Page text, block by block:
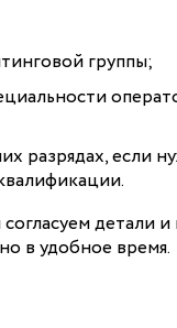
группы;
разрядах, если
детали и
в удобное время.